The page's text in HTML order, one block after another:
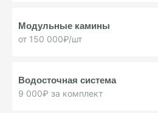
Модульные камины
от 150 000₽/шт
Водосточная система
9 000₽ за комплект